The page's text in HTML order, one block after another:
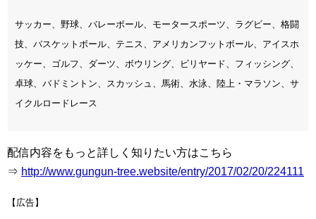
サッカー、野球、バレーボール、モータースポーツ、ラグビー、格闘
技、バスケットボール、テニス、アメリカンフットボール、アイスホ
ッケー、ゴルフ、ダーツ、ボウリング、ビリヤード、フィッシング、
卓球、バドミントン、スカッシュ、馬術、水泳、陸上・マラソン、サ
イクルロードレース
配信内容をもっと詳しく知りたい方はこちら
⇒ http://www.gungun-tree.website/entry/2017/02/20/224111
【広告】